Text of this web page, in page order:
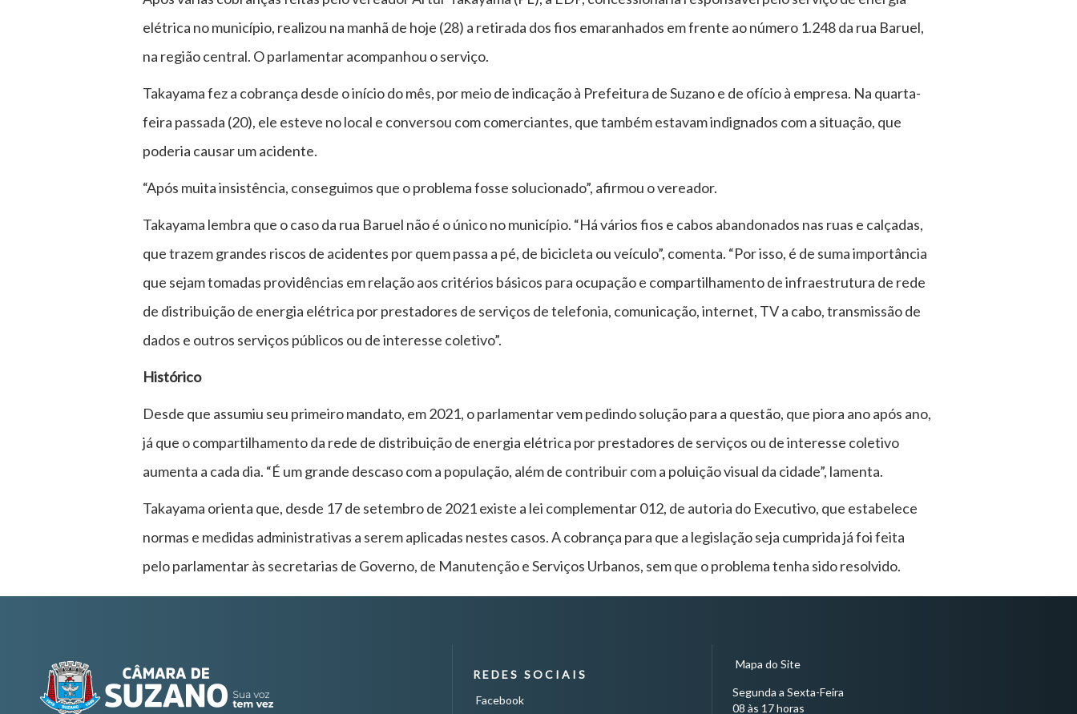
elétrica no município, realizou na manhã de hoje (28) a retirada dos fios emaranhados em frente ao número 1.248 da rua Baruel,
na região central. O parlamentar acompanhou o serviço.
Takayama fez a cobrança desde o início do mês, por meio de indicação à Prefeitura de Suzano e de ofício à empresa. Na quarta-
feira passada (20), ele esteve no local e conversou com comerciantes, que também estavam indignados com a situação, que
poderia causar um acidente.
“Após muita insistência, conseguimos que o problema fosse solucionado”, afirmou o vereador.
Takayama lembra que o caso da rua Baruel não é o único no município. “Há vários fios e cabos abandonados nas ruas e calçadas,
que trazem grandes riscos de acidentes por quem passa a pé, de bicicleta ou veículo”, comenta. “Por isso, é de suma importância
que sejam tomadas providências em relação aos critérios básicos para ocupação e compartilhamento de infraestrutura de rede
de distribuição de energia elétrica por prestadores de serviços de telefonia, comunicação, internet, TV a cabo, transmissão de
dados e outros serviços públicos ou de interesse coletivo”.
Histórico
Desde que assumiu seu primeiro mandato, em 2021, o parlamentar vem pedindo solução para a questão, que piora ano após ano,
já que o compartilhamento da rede de distribuição de energia elétrica por prestadores de serviços ou de interesse coletivo
aumenta a cada dia. “É um grande descaso com a população, além de contribuir com a poluição visual da cidade”, lamenta.
Takayama orienta que, desde 17 de setembro de 2021 existe a lei complementar 012, de autoria do Executivo, que estabelece
normas e medidas administrativas a serem aplicadas nestes casos. A cobrança para que a legislação seja cumprida já foi feita
pelo parlamentar às secretarias de Governo, de Manutenção e Serviços Urbanos, sem que o problema tenha sido resolvido.
REDES SOCIAIS
Facebook
Mapa do Site
Segunda a Sexta-Feira
08 às 17 horas